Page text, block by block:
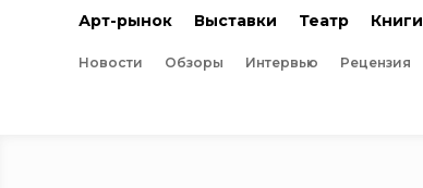
Арт-рынок Выставки Театр Книги
Новости Обзоры Интервью Рецензия